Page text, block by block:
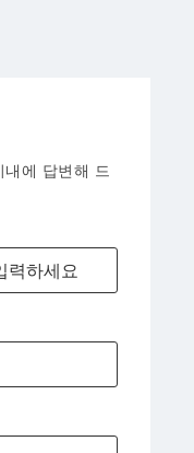
에 답변해 드